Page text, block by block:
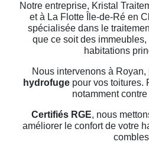
Notre entreprise, Kristal
et à La Flotte Île-de-Ré en
spécialisée dans le
que ce soit des
habitations
Nous intervenons à
hydrofuge pour vos toitures.
notamment contre
Certifiés RGE, nous
améliorer le confort de votre